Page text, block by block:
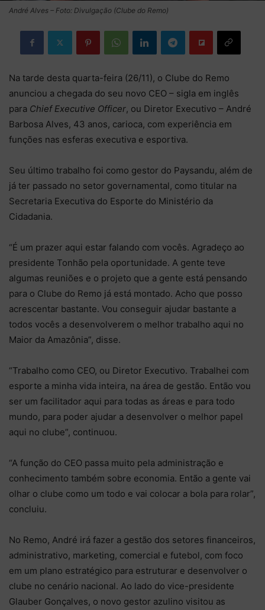
André Alves – Foto: Divulgação (Clube do Remo)
Na tarde desta quarta-feira (26/11), o Clube do Remo
anunciou a chegada do seu novo CEO – sigla em inglês
para Chief Executive Officer, ou Diretor Executivo – André
Barbosa Alves, 43 anos, carioca, com experiência em
funções nas esferas executiva e esportiva.
Seu último trabalho foi como gestor do Paysandu, além de
já ter passado no setor governamental, como titular na
Secretaria Executiva do Esporte do Ministério da
Cidadania.
“É um prazer aqui estar falando com vocês. Agradeço ao
presidente Tonhão pela oportunidade. A gente teve
algumas reuniões e o projeto que a gente está pensando
para o Clube do Remo já está montado. Acho que posso
acrescentar bastante. Vou conseguir ajudar bastante a
todos vocês a desenvolverem o melhor trabalho aqui no
Maior da Amazônia”, disse.
“Trabalho como CEO, ou Diretor Executivo. Trabalhei com
esporte a minha vida inteira, na área de gestão. Então vou
ser um facilitador aqui para todas as áreas e para todo
mundo, para poder ajudar a desenvolver o melhor papel
aqui no clube”, continuou.
“A função do CEO passa muito pela administração e
conhecimento também sobre economia. Então a gente vai
olhar o clube como um todo e vai colocar a bola para rolar”,
concluiu.
No Remo, André irá fazer a gestão dos setores financeiros,
administrativo, marketing, comercial e futebol, com foco
em um plano estratégico para estruturar e desenvolver o
clube no cenário nacional. Ao lado do vice-presidente
Glauber Gonçalves, o novo gestor azulino visitou as